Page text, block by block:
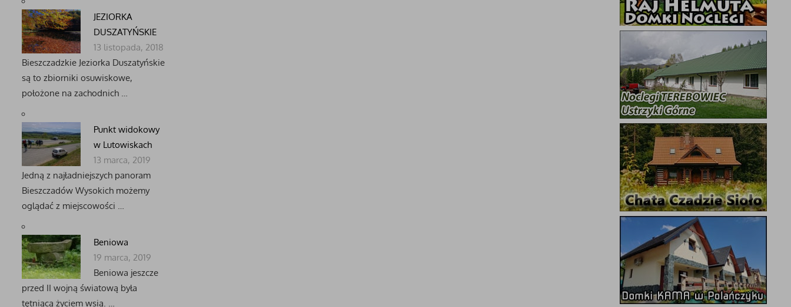
JEZIORKA
DUSZATYŃSKIE
13 listopada, 2018
Bieszczadzkie Jeziorka Duszatyńskie
są to zbiorniki osuwiskowe,
położone na zachodnich …
Punkt widokowy
w Lutowiskach
13 marca, 2019
Jedną z najładniejszych panoram
Bieszczadów Wysokich możemy
oglądać z miejscowości …
Beniowa
19 marca, 2019
Beniowa jeszcze
przed II wojną światową była
tętniącą życiem wsią. …